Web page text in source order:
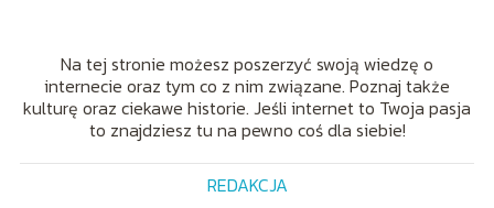
Na tej stronie możesz poszerzyć swoją wiedzę o
internecie oraz tym co z nim związane. Poznaj także
kulturę oraz ciekawe historie. Jeśli internet to Twoja pasja
to znajdziesz tu na pewno coś dla siebie!
REDAKCJA